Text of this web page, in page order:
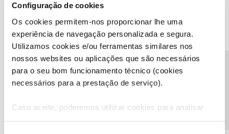
Configuração de cookies
Os cookies permitem-nos proporcionar lhe uma
experiência de navegação personalizada e segura.
Utilizamos cookies e/ou ferramentas similares nos
nossos websites ou aplicações que são necessários
para o seu bom funcionamento técnico (cookies
necessários para a prestação de serviço).
Caso aceite, poderemos utilizar cookies para analisar
Descubra as novidades de junho